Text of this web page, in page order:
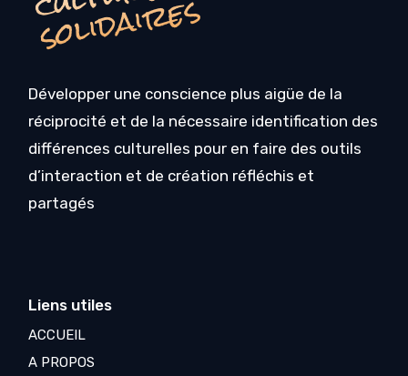
s
Développer une conscience plus aigüe de la
réciprocité et de la nécessaire identification des
différences culturelles pour en faire des outils
d’interaction et de création réfléchis et
partagés
Liens utiles
ACCUEIL
A PROPOS